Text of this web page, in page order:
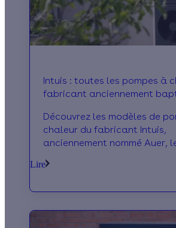
Intuis : toutes les pompes à
fabricant anciennement
Découvrez les modèles de
chaleur du fabricant Intuis,
anciennement nommé Auer,
Lire